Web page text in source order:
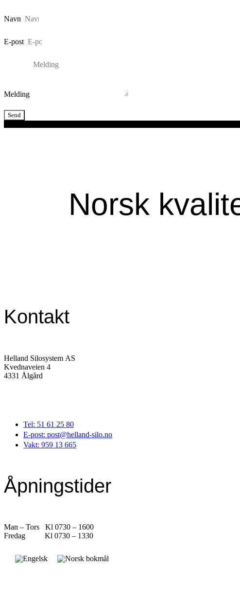
Navn
E-post
Melding
Send
Norsk
Kontakt
Helland Silosystem AS
Kvednaveien 4
4331 Ålgård
Tel: 51 61 25 80
E-post: post@helland-silo.no
Vakt: 959 13 665
Åpningstider
Man – Tors Kl 0730 – 1600
Fredag Kl 0730 – 1330